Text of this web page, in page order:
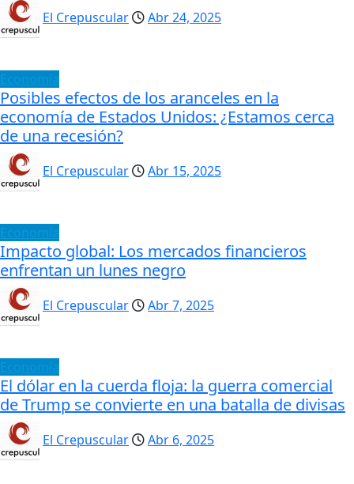
El Crepuscular Abr 24, 2025
Posibles efectos de los aranceles en la
economía de Estados Unidos: ¿Estamos cerca
de una recesión?
El Crepuscular Abr 15, 2025
Impacto global: Los mercados financieros
enfrentan un lunes negro
El Crepuscular Abr 7, 2025
El dólar en la cuerda floja: la guerra comercial
de Trump se convierte en una batalla de divisas
El Crepuscular Abr 6, 2025